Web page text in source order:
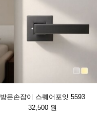
방문손잡이 스퀘어포잇 5593
32,500 원